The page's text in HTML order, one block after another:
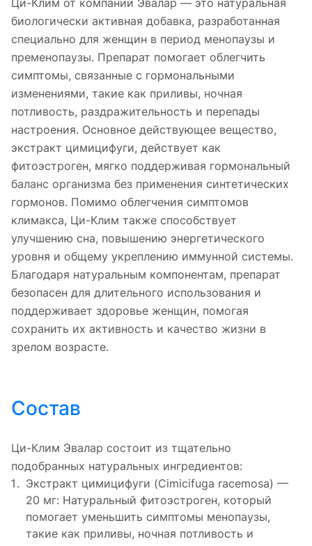
биологически активная добавка, разработанная
специально для женщин в период менопаузы и
пременопаузы. Препарат помогает облегчить
симптомы, связанные с гормональными
изменениями, такие как приливы, ночная
потливость, раздражительность и перепады
настроения. Основное действующее вещество,
экстракт цимицифуги, действует как
фитоэстроген, мягко поддерживая гормональный
баланс организма без применения синтетических
гормонов. Помимо облегчения симптомов
климакса, Ци-Клим также способствует
улучшению сна, повышению энергетического
уровня и общему укреплению иммунной системы.
Благодаря натуральным компонентам, препарат
безопасен для длительного использования и
поддерживает здоровье женщин, помогая
сохранить их активность и качество жизни в
зрелом возрасте.
Состав
Ци-Клим Эвалар состоит из тщательно
подобранных натуральных ингредиентов:
Экстракт цимицифуги (Cimicifuga racemosa) —
20 мг: Натуральный фитоэстроген, который
помогает уменьшить симптомы менопаузы,
такие как приливы, ночная потливость и